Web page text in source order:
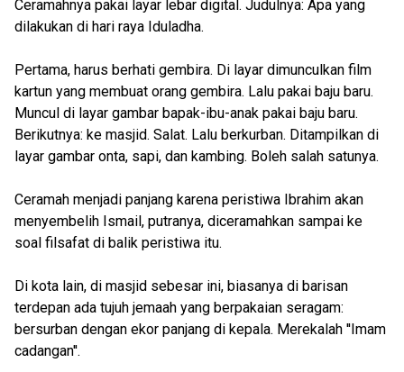
Ceramahnya pakai layar lebar digital. Judulnya: Apa yang
dilakukan di hari raya Iduladha.
Pertama, harus berhati gembira. Di layar dimunculkan film
kartun yang membuat orang gembira. Lalu pakai baju baru.
Muncul di layar gambar bapak-ibu-anak pakai baju baru.
Berikutnya: ke masjid. Salat. Lalu berkurban. Ditampilkan di
layar gambar onta, sapi, dan kambing. Boleh salah satunya.
Ceramah menjadi panjang karena peristiwa Ibrahim akan
menyembelih Ismail, putranya, diceramahkan sampai ke
soal filsafat di balik peristiwa itu.
Di kota lain, di masjid sebesar ini, biasanya di barisan
terdepan ada tujuh jemaah yang berpakaian seragam:
bersurban dengan ekor panjang di kepala. Merekalah ''Imam
cadangan''.